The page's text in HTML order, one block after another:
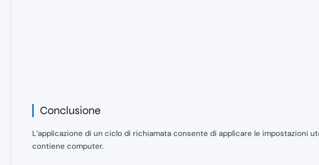
Conclusione
L’applicazione di un ciclo di richiamata consente di applicare le impostazioni
contiene computer.